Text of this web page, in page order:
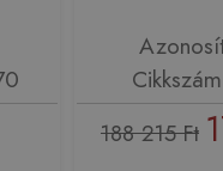
188 215 Ft